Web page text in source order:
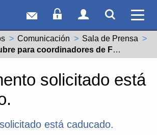
Correo webAcceso Socios
Acceso
Ver
Comunicación
Sala de Prensa
de FP Dual centros educativos y empresas de La Rioja
solicitado está
está caducado.